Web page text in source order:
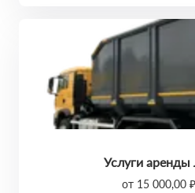
Услуги аренды
от 15 000,00